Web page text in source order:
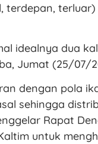
terluar)
idealnya dua
Jumat (25/07/
dengan pola
sehingga
Rapat
untuk